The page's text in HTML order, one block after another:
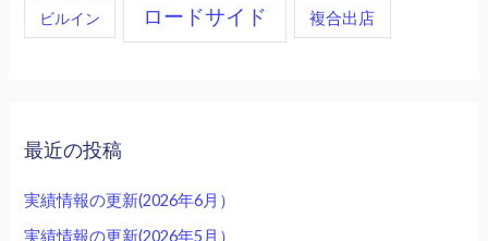
ビルイン ロードサイド 複合出店
最近の投稿
実績情報の更新(2026年6月）
実績情報の更新(2026年5月）